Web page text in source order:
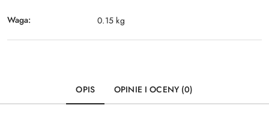
Waga: 0.15 kg
OPIS OPINIE I OCENY (0)